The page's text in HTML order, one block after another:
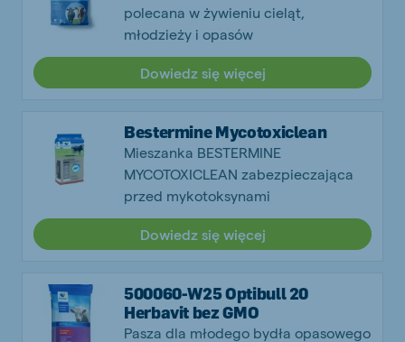
polecana w żywieniu cieląt,
młodzieży i opasów
Dowiedz się więcej
Bestermine Mycotoxiclean
Mieszanka BESTERMINE
MYCOTOXICLEAN zabezpieczająca
przed mykotoksynami
Dowiedz się więcej
500060-W25 Optibull 20
Herbavit bez GMO
Pasza dla młodego bydła opasowego